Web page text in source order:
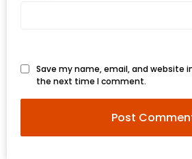
ร้าน
แนะนำ
Save my name, email, and website
the next time I comment.